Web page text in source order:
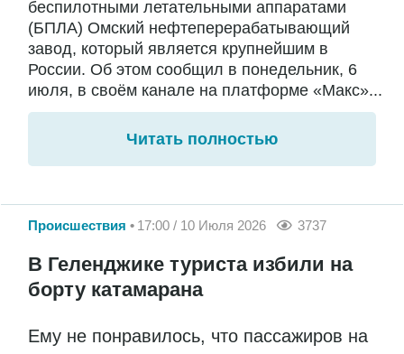
беспилотными летательными аппаратами
(БПЛА) Омский нефтеперерабатывающий
завод, который является крупнейшим в
России. Об этом сообщил в понедельник, 6
июля, в своём канале на платформе «Макс»...
Читать полностью
Происшествия 17:00 / 10 Июля 2026 3737
В Геленджике туриста избили на
борту катамарана
Ему не понравилось, что пассажиров на